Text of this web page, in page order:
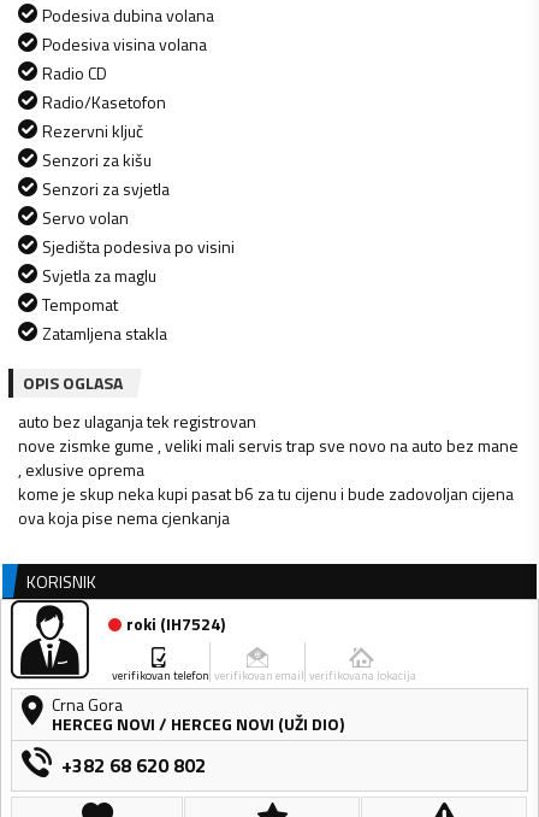
Podesiva dubina volana
Podesiva visina volana
Radio CD
Radio/Kasetofon
Rezervni ključ
Senzori za kišu
Senzori za svjetla
Servo volan
Sjedišta podesiva po visini
Svjetla za maglu
Tempomat
Zatamljena stakla
OPIS OGLASA
auto bez ulaganja tek registrovan
nove zismke gume , veliki mali servis trap sve novo na auto bez mane
, exlusive oprema
kome je skup neka kupi pasat b6 za tu cijenu i bude zadovoljan cijena
ova koja pise nema cjenkanja
KORISNIK
roki (IH7524)
verifikovan telefon verifikovan email verifikovana lokacija
Crna Gora
HERCEG NOVI/ HERCEG NOVI (UŽI DIO)
+382 68 620 802